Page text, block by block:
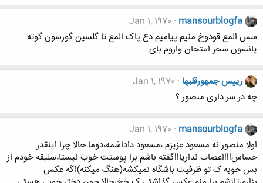
mansourblogfa
Jan 1, 1970
سس المع قودوخ منیم پیامیم دع پاک المع تا گلسین گورسون گوته
یانسون سحر امتحان واروم بای
رییس جمهورقلبها Jan 1, 1970
چه در سر داری منصور ؟
mansourblogfa
Jan 1, 1970
اولا منصور نه مسعود عزیزم ،مسعود داداشمه،دوما حالا چرا اینقدر
حساس!!!اعصاب نداریا!!گفته باشم برا پوستت خوب نیستا،سلیقه خودم از
بس خوبه ک تو ظرفیت باشگاه نمیکشه(هنگ میکنه)اگه عکس